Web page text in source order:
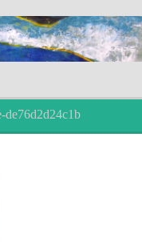
de76d2d24c1b